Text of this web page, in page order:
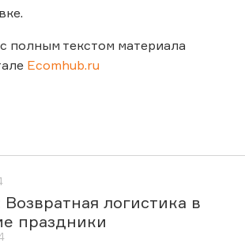
полным текстом материала
Ecomhub.ru
Возвратная логистика в
праздники